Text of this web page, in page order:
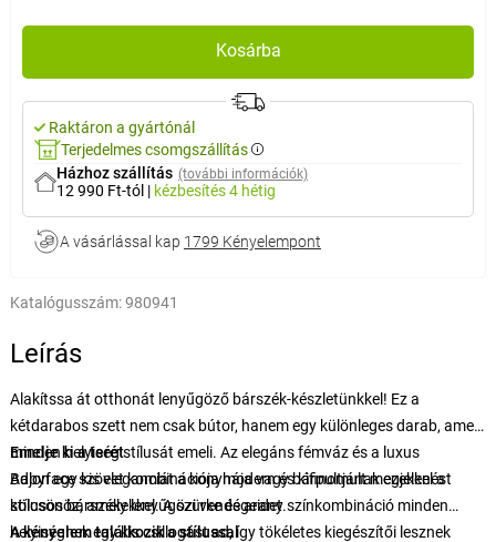
Kosárba
Raktáron a gyártónál
Terjedelmes csomgszállítás
Házhoz szállítás (további információk)
12 990 Ft-tól | kézbesítés4 hétig
A vásárlással kap 1799 Kényelempont
Katalógusszám:980941
Leírás
Alakítssa át otthonát lenyűgöző bárszék-készletünkkel! Ez a
kétdarabos szett nem csak bútor, hanem egy különleges darab, amely
minden helyiség stílusát emeli. Az elegáns fémváz és a luxus
Babyface szövet kombinációja modern és kifinomult megjelenést
kölcsönöz, amely lenyűgözi vendégeidet.
Emelje ki a terét
Adjon egy kis eleganciát a konyhája vagy bárpultjának ezekkel a
stílusos bárszékekkel. A szürke és arany színkombináció minden
helyiségnek egy kis csillogást ad, így tökéletes kiegészítői lesznek
A kényelem találkozik a stílussal